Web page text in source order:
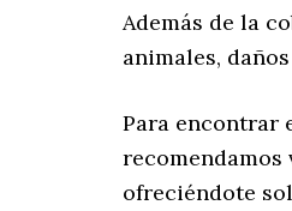
Además de la
animales,
Para encontrar
ofreciéndote